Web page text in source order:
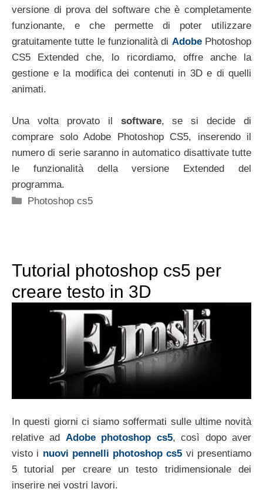
versione di prova del software che è completamente
funzionante, e che permette di poter utilizzare
gratuitamente tutte le funzionalità di AdobePhotoshop
CS5 Extended che, lo ricordiamo, offre anche la
gestione e la modifica dei contenuti in 3D e di quelli
animati.
Una volta provato il software, se si decide di
comprare solo Adobe Photoshop CS5, inserendo il
numero di serie saranno in automatico disattivate tutte
le funzionalità della versione Extended del
programma.
Categorie
Photoshop cs5
Tutorial photoshop cs5 per
creare testo in 3D
In questi giorni ci siamo soffermati sulle ultime novità
relative ad Adobe photoshop cs5, così dopo aver
visto i nuovi pennelli photoshop cs5 vi presentiamo
5 tutorial per creare un testo tridimensionale dei
inserire nei vostri lavori.